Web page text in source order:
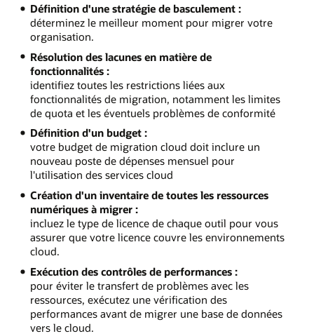
Définition d'une stratégie de basculement :
déterminez le meilleur moment pour migrer votre
organisation.
Résolution des lacunes en matière de
fonctionnalités :
identifiez toutes les restrictions liées aux
fonctionnalités de migration, notamment les limites
de quota et les éventuels problèmes de conformité
Définition d'un budget :
votre budget de migration cloud doit inclure un
nouveau poste de dépenses mensuel pour
l'utilisation des services cloud
Création d'un inventaire de toutes les ressources
numériques à migrer :
incluez le type de licence de chaque outil pour vous
assurer que votre licence couvre les environnements
cloud.
Exécution des contrôles de performances :
pour éviter le transfert de problèmes avec les
ressources, exécutez une vérification des
performances avant de migrer une base de données
vers le cloud.